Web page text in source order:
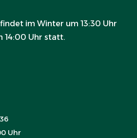
im Winter um 13:30 Uhr
14:00 Uhr statt.
Uhr